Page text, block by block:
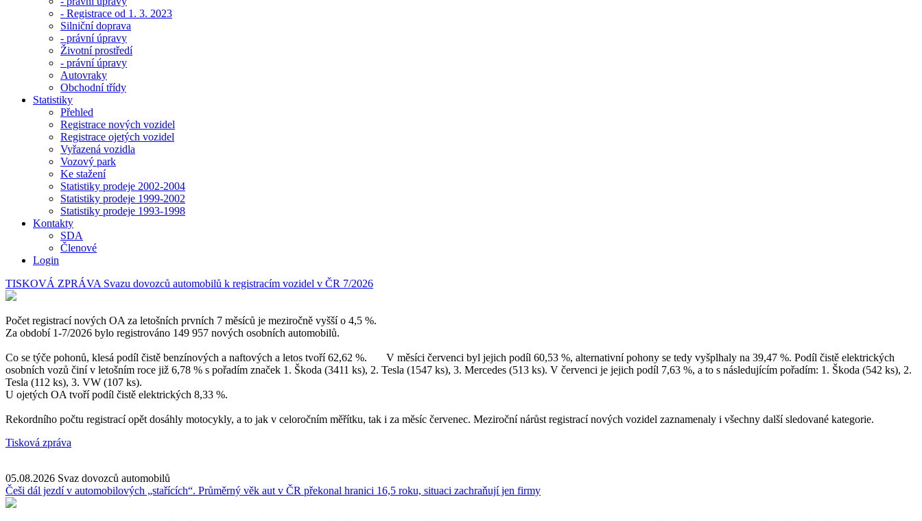
- Registrace od 1. 3. 2023
Silniční doprava
- právní úpravy
Životní prostředí
- právní úpravy
Autovraky
Obchodní třídy
Statistiky
Přehled
Registrace nových vozidel
Registrace ojetých vozidel
Vyřazená vozidla
Vozový park
Ke stažení
Statistiky prodeje 2002-2004
Statistiky prodeje 1999-2002
Statistiky prodeje 1993-1998
Kontakty
SDA
Členové
Login
TISKOVÁ ZPRÁVA Svazu dovozců automobilů k registracím vozidel v ČR 7/2026
Počet registrací nových OA za letošních prvních 7 měsíců je meziročně vyšší o 4,5 %.
Za období 1-7/2026 bylo registrováno 149 957 nových osobních automobilů.
Co se týče pohonů, klesá podíl čistě benzínových a naftových a letos tvoří 62,62 %. V měsíci červenci byl jejich podíl 60,53 %, alternativní pohony se tedy vyšplhaly na 39,47 %. Podíl čistě elektrických
osobních vozů činí v letošním roce již 6,78 % s pořadím značek 1. Škoda (3411 ks), 2. Tesla (1547 ks), 3. Mercedes (513 ks). V červenci je jejich podíl 7,63 %, a to s následujícím pořadím: 1. Škoda (542 ks), 2.
Tesla (112 ks), 3. VW (107 ks).
U ojetých OA tvoří podíl čistě elektrických 8,33 %.
Rekordního počtu registrací opět dosáhly motocykly, a to jak v celoročním měřítku, tak i za měsíc červenec. Meziroční nárůst registrací nových vozidel zaznamenaly i všechny další sledované kategorie.
Tisková zpráva
05.08.2026 Svaz dovozců automobilů
Češi dál jezdí v automobilových „stařících“. Průměrný věk aut v ČR překonal hranici 16,5 roku, situaci zachraňují jen firmy